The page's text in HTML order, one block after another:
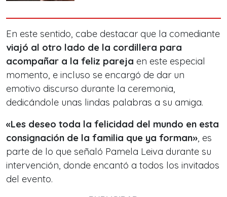
En este sentido, cabe destacar que la comediante
viajó al otro lado de la cordillera para
acompañar a la feliz pareja en este especial
momento, e incluso se encargó de dar un
emotivo discurso durante la ceremonia,
dedicándole unas lindas palabras a su amiga.
«Les deseo toda la felicidad del mundo en esta
consignación de la familia que ya forman», es
parte de lo que señaló Pamela Leiva durante su
intervención, donde encantó a todos los invitados
del evento.